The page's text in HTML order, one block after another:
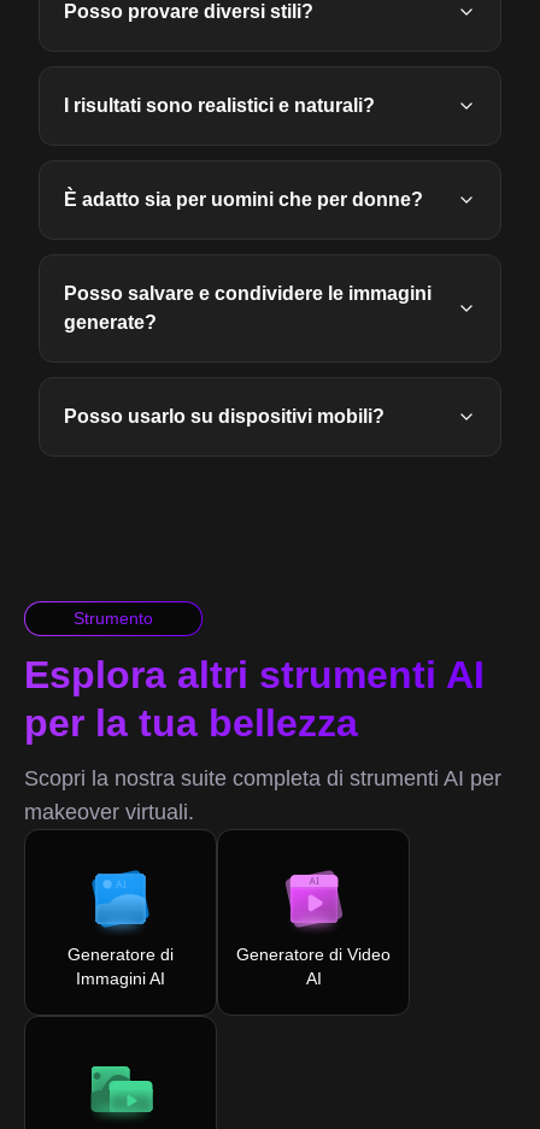
Posso provare diversi stili?
I risultati sono realistici e naturali?
È adatto sia per uomini che per donne?
Posso salvare e condividere le immagini
generate?
Posso usarlo su dispositivi mobili?
Strumento
Esplora altri strumenti AI
per la tua bellezza
Scopri la nostra suite completa di strumenti AI per
makeover virtuali.
Generatore di
Immagini AI
Generatore di Video
AI